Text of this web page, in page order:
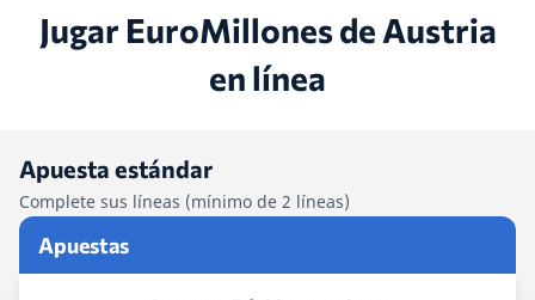
Jugar EuroMillones de Austria
en línea
Apuesta estándar
Complete sus líneas (mínimo de 2 líneas)
Apuestas